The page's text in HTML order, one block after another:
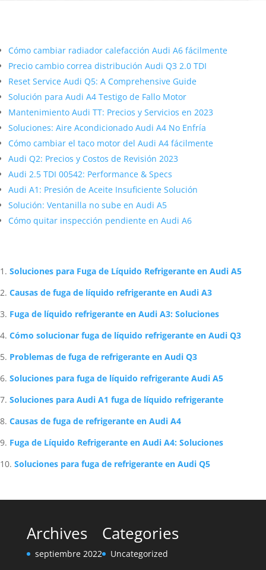
Cómo cambiar radiador calefacción Audi A6 fácilmente
Precio cambio correa distribución Audi Q3 2.0 TDI
Reset Service Audi Q5: A Comprehensive Guide
Solución para Audi A4 Testigo de Fallo Motor
Mantenimiento Audi TT: Precios y Servicios en 2023
Soluciones: Aire Acondicionado Audi A4 No Enfría
Cómo cambiar el taco motor del Audi A4 fácilmente
Audi Q2: Precios y Costos de Revisión 2023
Audi 2.5 TDI 00542: Performance & Specs
Audi A1: Presión de Aceite Insuficiente Solución
Solución: Ventanilla no sube en Audi A5
Cómo quitar inspección pendiente en Audi A6
Soluciones para Fuga de Líquido Refrigerante en Audi A5
Causas de fuga de líquido refrigerante en Audi A3
Fuga de líquido refrigerante en Audi A3: Soluciones
Cómo solucionar fuga de líquido refrigerante en Audi Q3
Problemas de fuga de refrigerante en Audi Q3
Soluciones para fuga de líquido refrigerante Audi A5
Soluciones para Audi A1 fuga de líquido refrigerante
Causas de fuga de refrigerante en Audi A4
Fuga de Líquido Refrigerante en Audi A4: Soluciones
Soluciones para fuga de refrigerante en Audi Q5
Archives
septiembre 2022
Categories
Uncategorized